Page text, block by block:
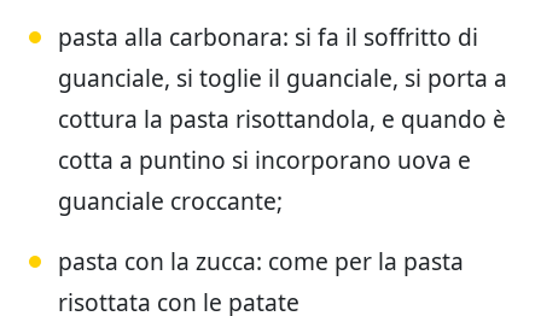
pasta alla carbonara: si fa il soffritto di
guanciale, si toglie il guanciale, si porta a
cottura la pasta risottandola, e quando è
cotta a puntino si incorporano uova e
guanciale croccante;
pasta con la zucca: come per la pasta
risottata con le patate